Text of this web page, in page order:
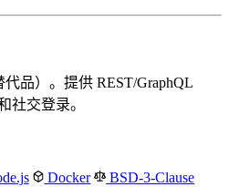
代品）。提供 REST/GraphQL
社交登录。
Docker BSD-3-Clause